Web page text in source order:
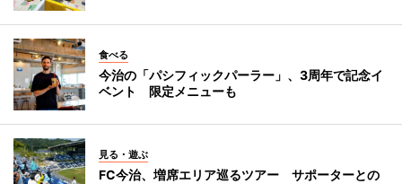
食べる
今治の「パシフィックパーラー」、3周年で記念イ
ベント 限定メニューも
見る・遊ぶ
FC今治、増席エリア巡るツアー サポーターとの